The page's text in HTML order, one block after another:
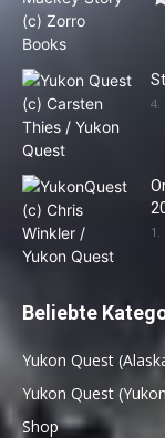
4.
1.
Beliebte
Yukon Quest
Yukon Quest
Shop